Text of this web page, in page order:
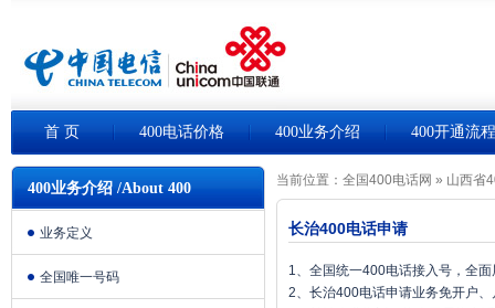
首 页 400电话价格 400业务介绍 400开通流程
400业务介绍 /About 400
业务定义
全国唯一号码
当前位置： 全国400电话网 » 山西省
长治400电话申请
1、全国统一400电话接入号，全
2、长治400电话申请业务免开户